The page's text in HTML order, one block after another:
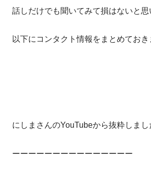
話しだけでも聞いてみて損はないと
以下にコンタクト情報をまとめておき
にしまさんのYouTubeから抜粋しまし
ーーーーーーーーーーーーーーー